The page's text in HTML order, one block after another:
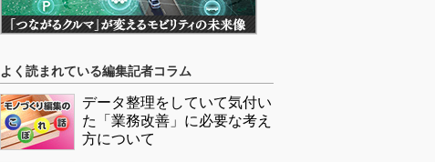
よく読まれている編集記者コラム
データ整理をしていて気付い
た「業務改善」に必要な考え
方について